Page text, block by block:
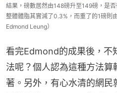
結果，磅數居然由148磅升至149磅，是
整體體脂其實減了0.3%，而重了的1磅則
Edmond Leung）
看完Edmond的成果後，不
法呢？個人認為這種方法算
著。另外，有心水清的網民